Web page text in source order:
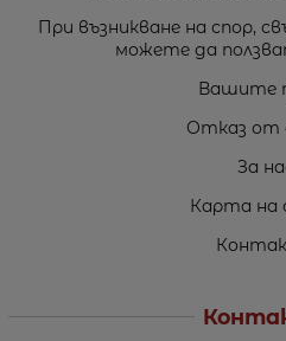
При възникване на спор,
можете да
Вашите
Отказ от
За
Карта на